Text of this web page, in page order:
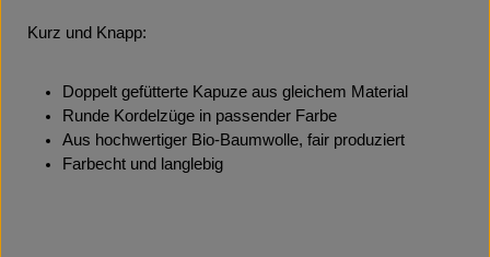
Kurz und Knapp:
Doppelt gefütterte Kapuze aus gleichem Material
Runde Kordelzüge in passender Farbe
Aus hochwertiger Bio-Baumwolle, fair produziert
Farbecht und langlebig